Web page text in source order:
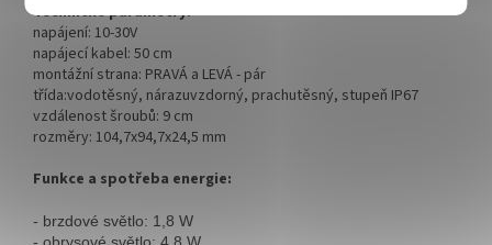
Technické parametry:
napájení: 10-30V
napájecí kabel: 50 cm
montážní strana: PRAVÁ a LEVÁ - pár
třída:vodotěsný, nárazuvzdorný, prachutěsný, stupeň IP67
vzdálenost šroubů: 9 cm
rozměry: 104,7x94,7x24,5 mm
Funkce a spotřeba energie:
- brzdové světlo: 1,8 W